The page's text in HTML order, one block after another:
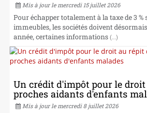
Mis à jour le mercredi 15 juillet 2026
Pour échapper totalement à la taxe de 3 %
immeubles, les sociétés doivent
année, certaines informations (...)
Un crédit d'impôt pour le
proches aidants d'enfants
Mis à jour le mercredi 8 juillet 2026